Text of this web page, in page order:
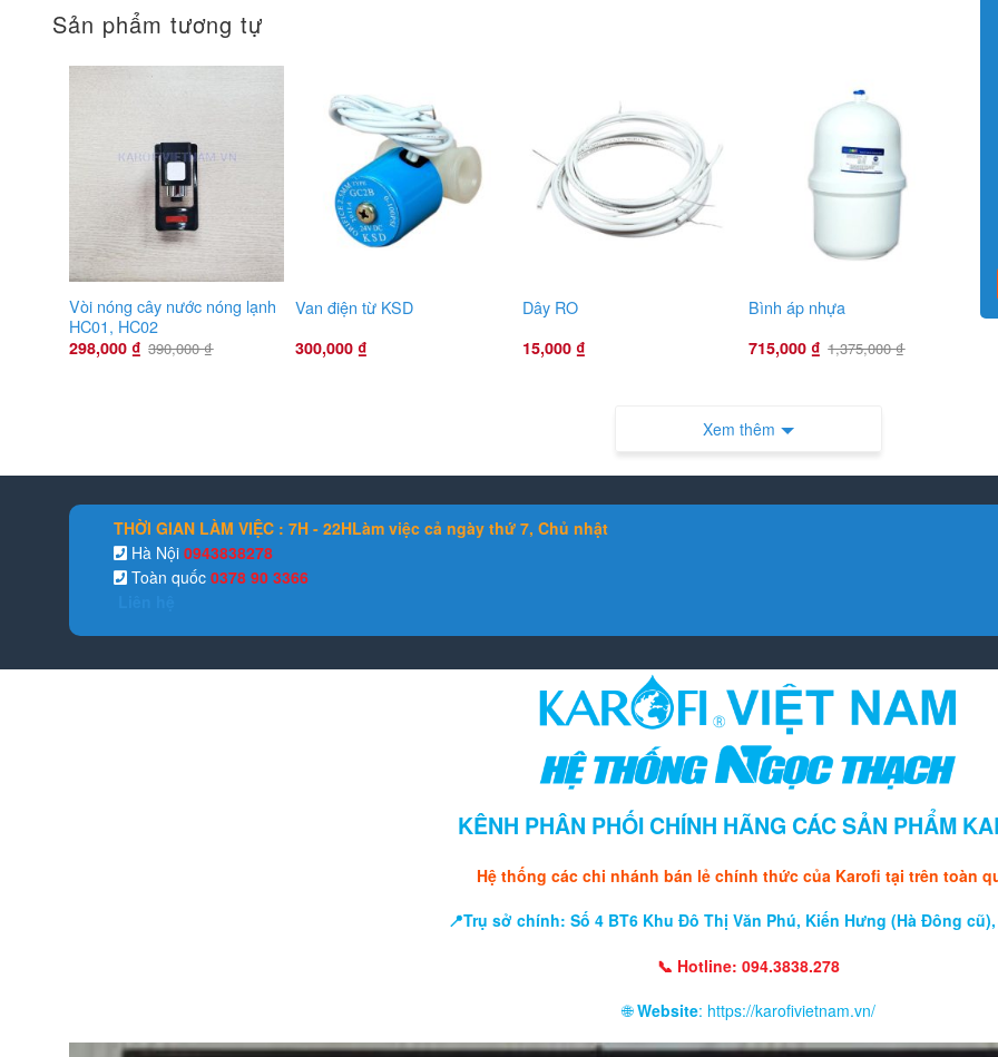
Sản phẩm tương tự
Vòi nóng cây nước nóng lạnh
HC01, HC02
298,000 ₫ 390,000₫
Van điện từ KSD
300,000 ₫
Dây RO
15,000 ₫
Bình áp nhựa
715,000 ₫ 1,375,000₫
Xem thêm
THỜI GIAN LÀM VIỆC : 7H - 22HLàm việc cả ngày thứ 7, Chủ nhật
Hà Nội 0943838278
Toàn quốc 0378 90 3366
KÊNH PHÂN PHỐI CHÍNH HÃNG CÁC SẢN PHẨM
Hệ thống các chi nhánh bán lẻ chính thức của Karofi tại trên toàn
📍Trụ sở chính: Số 4 BT6 Khu Đô Thị Văn Phú, Kiến Hưng (Hà Đông cũ),
📞 Hotline: 094.3838.278
🌐Website: https://karofivietnam.vn/